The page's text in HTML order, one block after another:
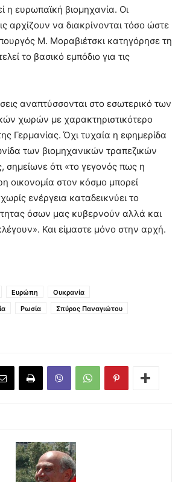
η ευρωπαϊκή βιομηχανία. Οι
αρχίζουν να διακρίνονται τόσο ώστε
Μ. Μοραβιέτσκι κατηγόρησε τη
το βασικό εμπόδιο για τις
αναπτύσσονται στο εσωτερικό των
χωρών με χαρακτηριστικότερο
Γερμανίας. Όχι τυχαία η εφημερίδα
των βιομηχανικών τραπεζικών
ότι «το γεγονός πως η
οικονομία στον κόσμο μπορεί
ενέργεια καταδεικνύει το
όσων μας κυβερνούν αλλά και
Και είμαστε μόνο στην αρχή.
Ευρώπη
Ουκρανία
Ρωσία
Σπύρος Παναγιώτου